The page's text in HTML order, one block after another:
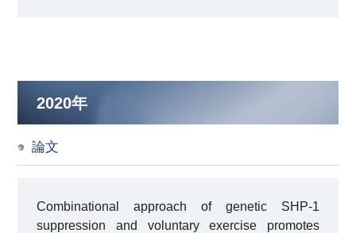
2020年
論文
Combinational approach of genetic SHP-1
suppression and voluntary exercise promotes